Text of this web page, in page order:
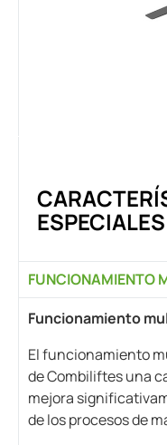
ESPECIALES
FUNCIONAMIENTO
Funcionamiento
El funcionamiento
de Combiliftes una
mejora
de los procesos de